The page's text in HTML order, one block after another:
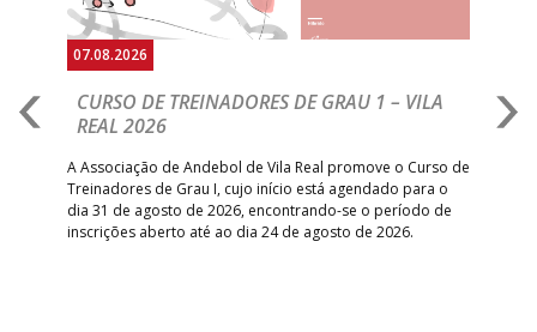
07.08.2026
M18 EHF EURO 2026: MACEDÓNIA DO
NORTE LEVA A MELHOR COM GOLO NO
Golo da Macedónia a dez segundos do final colocou um
ponto final na reação lusa, que conseguira recuperar da
desvantagem e ficar a um passo da vitória. Portugal vira o